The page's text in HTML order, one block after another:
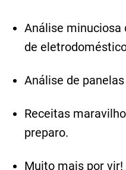
Análise minuciosa
de
Análise de
Receitas
preparo.
Muito mais por vir!